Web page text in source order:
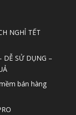
NGHỈ TẾT
DỄ SỬ DỤNG –
bán hàng